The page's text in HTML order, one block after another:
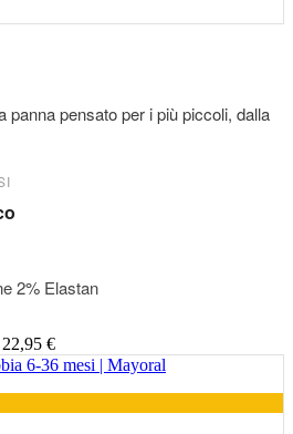
panna pensato per i più piccoli, dalla
2% Elastan
22,95 €